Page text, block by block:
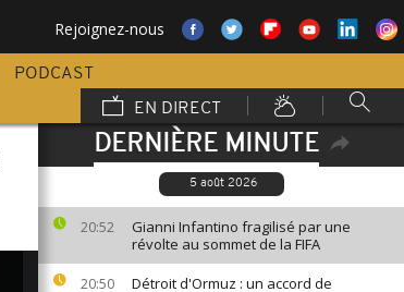
Rejoignez-nous
PODCAST
EN DIRECT
DERNIÈRE MINUTE
5 août 2026
20:52
Gianni Infantino fragilisé par une
révolte au sommet de la FIFA
20:50
Détroit d'Ormuz : un accord de